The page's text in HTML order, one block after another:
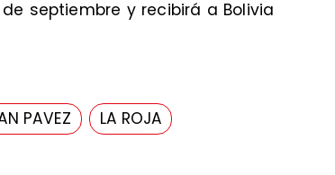
septiembre y recibirá a Bolivia
PAVEZ
LA ROJA